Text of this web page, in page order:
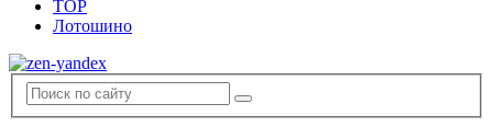
TOP
Лотошино